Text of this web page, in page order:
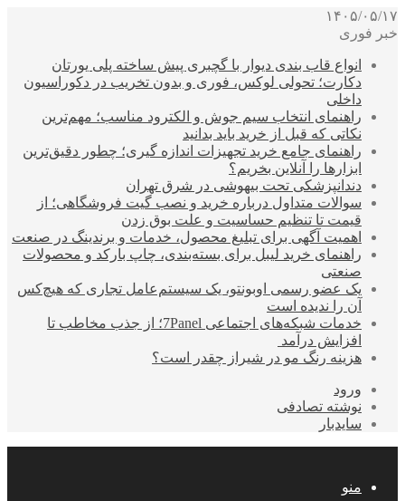
۱۴۰۵/۰۵/۱۷
خبر فوری
انواع قاب بندی دیوار با گچبری پیش ساخته پلی یورتان
دکارت؛ تحولی لوکس، فوری و بدون تخریب در دکوراسیون
داخلی
راهنمای انتخاب سیم جوش و الکترود مناسب؛ مهم‌ترین
نکاتی که قبل از خرید باید بدانید
راهنمای جامع خرید تجهیزات اندازه گیری؛ چطور دقیق‌ترین
ابزارها را آنلاین بخریم؟
دندانپزشکی تحت بیهوشی در شرق تهران
سوالات متداول درباره خرید و نصب گیت فروشگاهی؛ از
قیمت تا تنظیم حساسیت و علت بوق زدن
اهمیت آگهی برای تبلیغ محصول، خدمات و برندینگ در صنعت
راهنمای خرید لیبل برای بسته‌بندی، چاپ بارکد و محصولات
صنعتی
یک عضو رسمی اوبونتو، یک سیستم‌عامل تجاری که هیچ‌کس
آن را ندیده است
خدمات شبکه‌های اجتماعی 7Panel؛ از جذب مخاطب تا
افزایش درآمد
هزینه رنگ مو در شیراز چقدر است؟
ورود
نوشته تصادفی
سایدبار
منو